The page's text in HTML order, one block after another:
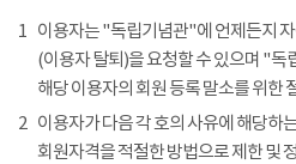
1 이용자는 "독립기념관"에 언제든지
(이용자 탈퇴)을 요청할 수 있으며 "독
해당 이용자의 회원 등록 말소를 위한
2 이용자가 다음 각 호의 사유에 해당하
회원자격을 적절한 방법으로 제한 및